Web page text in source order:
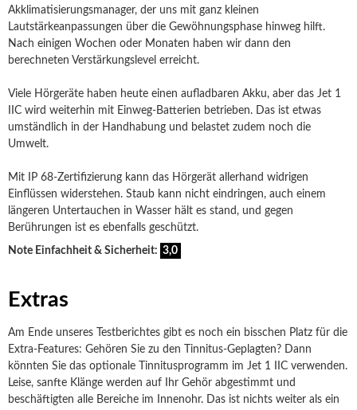
Akklimatisierungsmanager, der uns mit ganz kleinen
Lautstärkeanpassungen über die Gewöhnungsphase hinweg hilft.
Nach einigen Wochen oder Monaten haben wir dann den
berechneten Verstärkungslevel erreicht.
Viele Hörgeräte haben heute einen aufladbaren Akku, aber das Jet 1
IIC wird weiterhin mit Einweg-Batterien betrieben. Das ist etwas
umständlich in der Handhabung und belastet zudem noch die
Umwelt.
Mit IP 68-Zertifizierung kann das Hörgerät allerhand widrigen
Einflüssen widerstehen. Staub kann nicht eindringen, auch einem
längeren Untertauchen in Wasser hält es stand, und gegen
Berührungen ist es ebenfalls geschützt.
Note Einfachheit & Sicherheit: 3,0
Extras
Am Ende unseres Testberichtes gibt es noch ein bisschen Platz für die
Extra-Features: Gehören Sie zu den Tinnitus-Geplagten? Dann
könnten Sie das optionale Tinnitusprogramm im Jet 1 IIC verwenden.
Leise, sanfte Klänge werden auf Ihr Gehör abgestimmt und
beschäftigten alle Bereiche im Innenohr. Das ist nichts weiter als ein